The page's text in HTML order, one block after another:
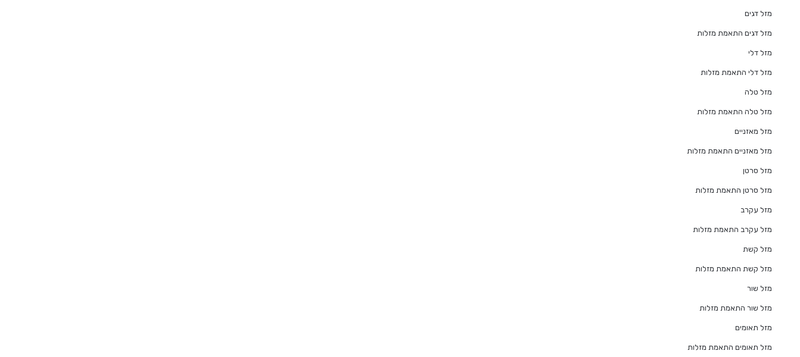
מזל דגים
מזל דגים התאמת מזלות
מזל דלי
מזל דלי התאמת מזלות
מזל טלה
מזל טלה התאמת מזלות
מזל מאזניים
מזל מאזניים התאמת מזלות
מזל סרטן
מזל סרטן התאמת מזלות
מזל עקרב
מזל עקרב התאמת מזלות
מזל קשת
מזל קשת התאמת מזלות
מזל שור
מזל שור התאמת מזלות
מזל תאומים
מזל תאומים התאמת מזלות